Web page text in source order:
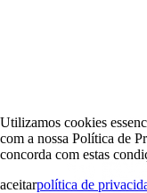
Utilizamos cookies
com a nossa Política de
concorda com estas
aceitarpolítica de